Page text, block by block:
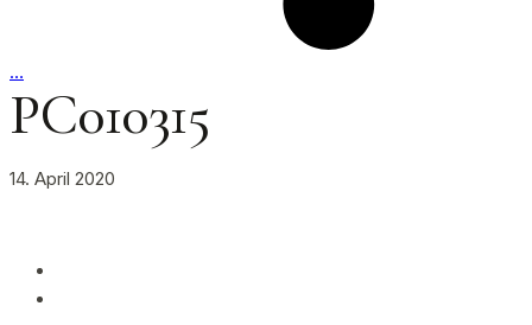
…
PC010315
14. April 2020